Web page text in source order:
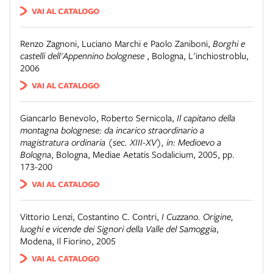
VAI AL CATALOGO
Renzo Zagnoni, Luciano Marchi e Paolo Zaniboni, Borghi e
castelli dell'Appennino bolognese , Bologna, L'inchiostroblu,
2006
VAI AL CATALOGO
Giancarlo Benevolo, Roberto Sernicola, Il capitano della
montagna bolognese: da incarico straordinario a
magistratura ordinaria (sec. XIII-XV), in: Medioevo a
Bologna, Bologna, Mediae Aetatis Sodalicium, 2005, pp.
173-200
VAI AL CATALOGO
Vittorio Lenzi, Costantino C. Contri, I Cuzzano. Origine,
luoghi e vicende dei Signori della Valle del Samoggia,
Modena, Il Fiorino, 2005
VAI AL CATALOGO